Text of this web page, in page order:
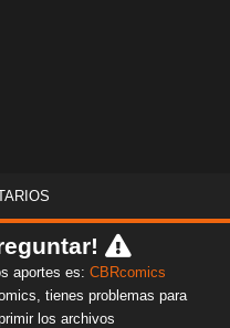
aportes es: CBRcomics
tienes problemas para
los archivos